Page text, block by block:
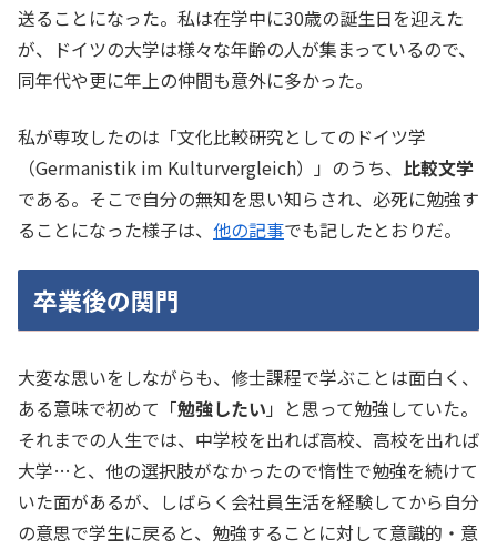
送ることになった。私は在学中に30歳の誕生日を迎えた
が、ドイツの大学は様々な年齢の人が集まっているので、
同年代や更に年上の仲間も意外に多かった。
私が専攻したのは「文化比較研究としてのドイツ学
（Germanistik im Kulturvergleich）」のうち、 比較文学
である。そこで自分の無知を思い知らされ、必死に勉強す
ることになった様子は、 他の記事でも記したとおりだ。
卒業後の関門
大変な思いをしながらも、修士課程で学ぶことは面白く、
ある意味で初めて「勉強したい 」と思って勉強していた。
それまでの人生では、中学校を出れば高校、高校を出れば
大学…と、他の選択肢がなかったので惰性で勉強を続けて
いた面があるが、しばらく会社員生活を経験してから自分
の意思で学生に戻ると、勉強することに対して意識的・意